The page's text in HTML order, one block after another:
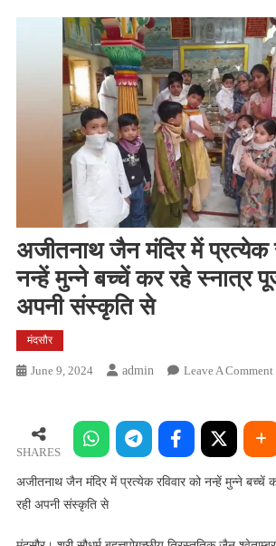
अजीतनाथ जैन मंदिर में प्रत्येक
नन्हें मुन्ने बच्चें कर रहे स्नात्र
अपनी संस्कृति से
मंदसौर
June 9, 2024 Admin Leave A Comment
SHARES
अजीतनाथ जैन मंदिर में प्रत्येक रविवार को नन्हें मुन्ने बच्चें
रही अपनी संस्कृति से